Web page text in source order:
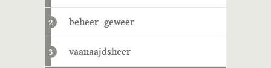
2 beheer geweer
3 vaanaajdsheer